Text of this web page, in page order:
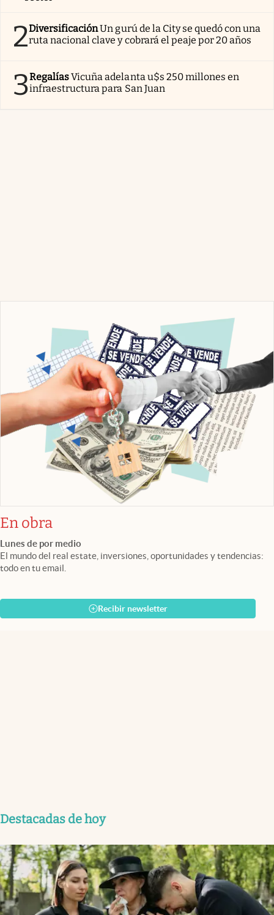
2DiversificaciónUn gurú de la City se quedó con una
ruta nacional clave y cobrará el peaje por 20 años
3RegalíasVicuña adelanta u$s 250 millones en
infraestructura para San Juan
En obra
Lunes de por medio
El mundo del real estate, inversiones, oportunidades y tendencias:
todo en tu email.
Recibir newsletter
Destacadas de hoy